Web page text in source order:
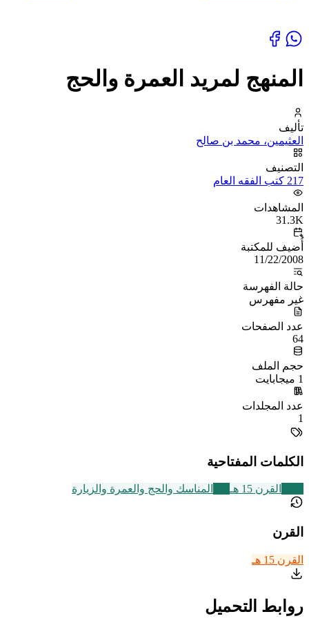
المنهج لمريد العمرة والحج
تأليف
العثيمين، محمد بن صالح
التصنيف
217 كتب الفقه العام
المشاهدات
31.3K
أُضيف للمكتبة
11/22/2008
حالة الفهرسة
غير مفهرس
عدد الصفحات
64
حجم الملف
1 ميجابايت
عدد المجلدات
1
الكلمات المفتاحية
القرن 15 هـ المناسك والحج والعمرة والزيارة
القرن
القرن 15 هـ
روابط التحميل